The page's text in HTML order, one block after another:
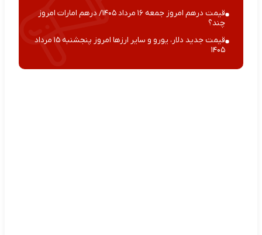
قیمت درهم امروز جمعه ۱۶ مرداد ۱۴۰۵/ درهم امارات امروز
چند؟
قیمت جدید دلار، یورو و سایر ارزها امروز پنجشنبه ۱۵ مرداد
۱۴۰۵